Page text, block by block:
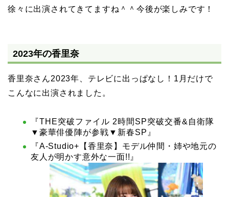
徐々に出演されてきてますね＾＾今後が楽しみです！
2023年の香里奈
香里奈さん2023年、テレビに出っぱなし！1月だけで
こんなに出演されました。
『THE突破ファイル 2時間SP突破交番&自衛隊
▼豪華俳優陣が参戦▼新春SP』
『A-Studio+【香里奈】モデル仲間・姉や地元の
友人が明かす意外な一面!!』